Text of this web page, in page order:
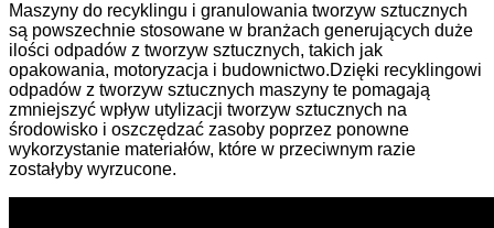
Maszyny do recyklingu i granulowania tworzyw sztucznych
są powszechnie stosowane w branżach generujących duże
ilości odpadów z tworzyw sztucznych, takich jak
opakowania, motoryzacja i budownictwo.Dzięki recyklingowi
odpadów z tworzyw sztucznych maszyny te pomagają
zmniejszyć wpływ utylizacji tworzyw sztucznych na
środowisko i oszczędzać zasoby poprzez ponowne
wykorzystanie materiałów, które w przeciwnym razie
zostałyby wyrzucone.